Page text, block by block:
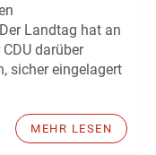
Landtag hat an
darüber
sicher eingelagert
MEHR LESEN